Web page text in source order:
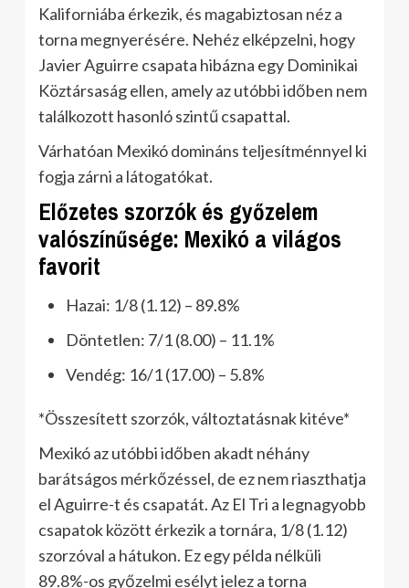
Kaliforniába érkezik, és magabiztosan néz a
torna megnyerésére. Nehéz elképzelni, hogy
Javier Aguirre csapata hibázna egy Dominikai
Köztársaság ellen, amely az utóbbi időben nem
találkozott hasonló szintű csapattal.
Várhatóan Mexikó domináns teljesítménnyel ki
fogja zárni a látogatókat.
Előzetes szorzók és győzelem
valószínűsége: Mexikó a világos
favorit
Hazai: 1/8 (1.12) – 89.8%
Döntetlen: 7/1 (8.00) – 11.1%
Vendég: 16/1 (17.00) – 5.8%
*Összesített szorzók, változtatásnak kitéve*
Mexikó az utóbbi időben akadt néhány
barátságos mérkőzéssel, de ez nem riaszthatja
el Aguirre-t és csapatát. Az El Tri a legnagyobb
csapatok között érkezik a tornára, 1/8 (1.12)
szorzóval a hátukon. Ez egy példa nélküli
89.8%-os győzelmi esélyt jelez a torna